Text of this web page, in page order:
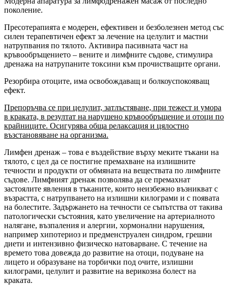
поколение.
Пресотерапията е модерен, ефективен и безболезнен метод със
силен терапевтичен ефект за лечение на целулит и мастни
натрупвания по тялото. Активира пасивната част на
кръвообръщението – вените и лимфните съдове, стимулира
дренажа на натрупаните токсини към прочистващите органи.
Резорбира отоците, има освобождаващ и болкоуспокояващ
ефект.
Препоръчва се при целулит, затлъстяване, при тежест и умора
в краката, в резултат на нарушено кръвообръщение и отоци по
крайниците. Осигурява обща релаксация и цялостно
възстановяване на организма.
Лимфен дренаж – това е въздействие върху меките тъкани на
тялото, с цел да се постигне премахване на излишните
течности и продукти от обмяната на веществата по лимфните
съдове. Лимфният дренаж позволява да се премахнат
застоялите явления в тъканите, които неизбежно възникват с
възрастта, с натрупването на излишни килограми и с появата
на болестите. Задържането на течности се съпътства от такива
патологически състояния, като увеличение на артериалното
налягане, възпаления и алергии, хормонални нарушения,
например хипотериоз и предменструален синдром, грешни
диети и интензивно физическо натоварване. С течение на
времето това довежда до развитие на отоци, подуване на
лицето и образуване на торбички под очите, излишни
килограми, целулит и развитие на верикозна болест на
краката.